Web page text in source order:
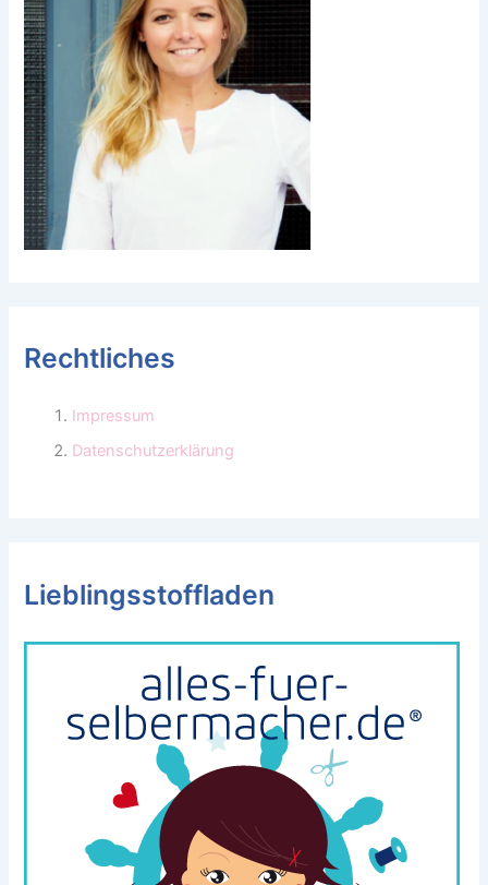
Rechtliches
Impressum
Datenschutzerklärung
Lieblingsstoffladen